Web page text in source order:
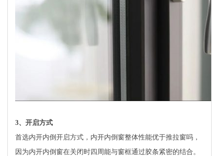
3、开启方式
首选内开内倒开启方式，内开内倒窗整体性能优于推拉窗吗，
因为内开内倒窗在关闭时四周能与窗框通过胶条紧密的结合。